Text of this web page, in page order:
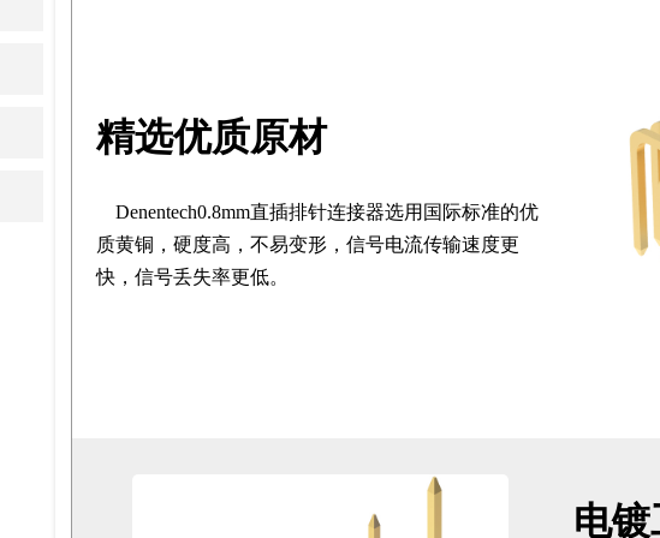
精选优质原材
Denentech0.8mm直插排针连接器选用国际标准的优
质黄铜，硬度高，不易变形，信号电流传输速度更
快，信号丢失率更低。
电